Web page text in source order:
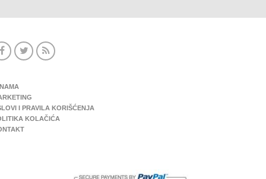
I PRAVILA KORIŠĆENJA
KOLAČIĆA